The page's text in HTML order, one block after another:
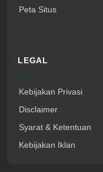
Peta Situs
LEGAL
Kebijakan Privasi
Disclaimer
Syarat & Ketentuan
Kebijakan Iklan